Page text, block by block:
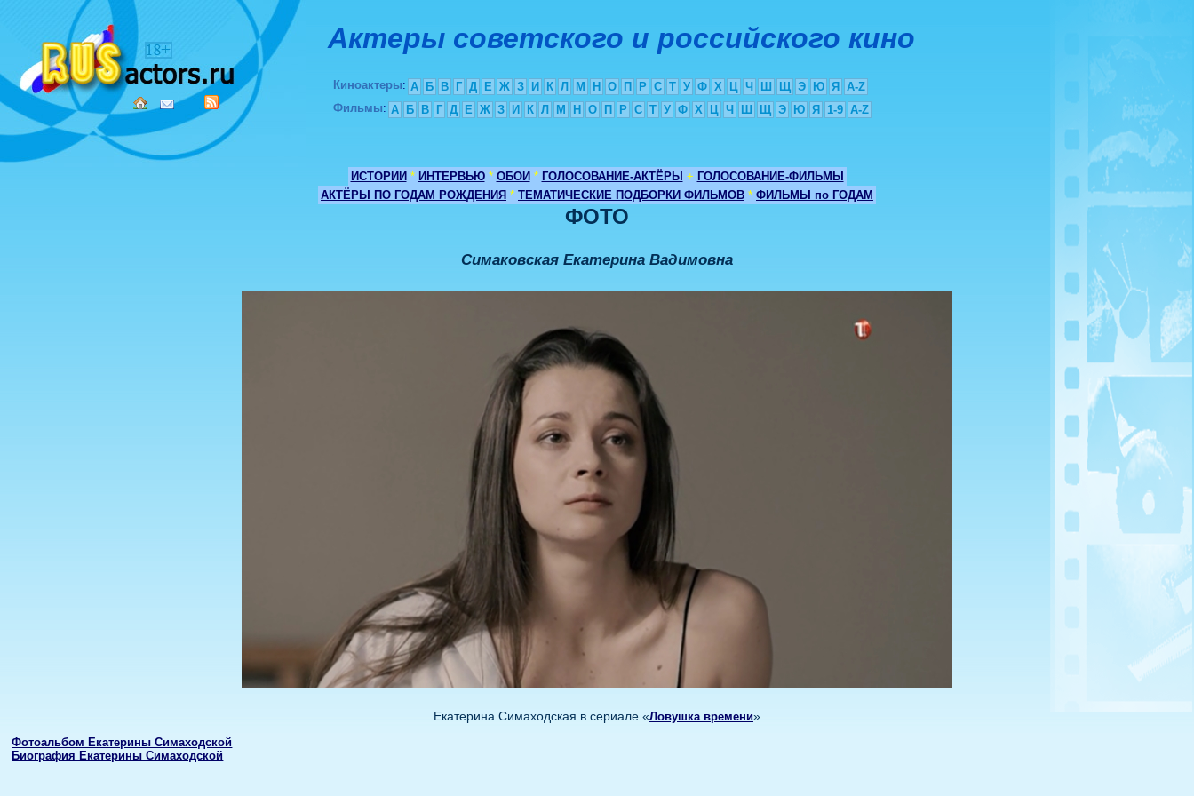
Актеры советского и российского кино
Киноактеры: А Б В Г Д Е Ж З И К Л М Н О П Р С Т У Ф Х Ц Ч Ш Щ Э Ю Я
A-Z
Фильмы: А Б В Г Д Е Ж З И К Л М Н О П Р С Т У Ф Х Ц Ч Ш Щ Э Ю Я 1-9 A-Z
ИСТОРИИ * ИНТЕРВЬЮ * ОБОИ * ГОЛОСОВАНИЕ-АКТЁРЫ + ГОЛОСОВАНИЕ-ФИЛЬМЫ
АКТЁРЫ ПО ГОДАМ РОЖДЕНИЯ * ТЕМАТИЧЕСКИЕ ПОДБОРКИ ФИЛЬМОВ * ФИЛЬМЫ по ГОДАМ
ФОТО
Симаковская Екатерина Вадимовна
Екатерина Симаходская в сериале «Ловушка времени»
Фотоальбом Екатерины Симаходской
Биография Екатерины Симаходской